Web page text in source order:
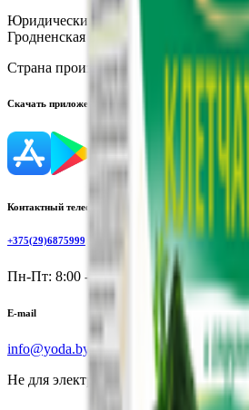
Юридический адрес:
231300,
Гродненская обл., г. Лида, ул. Тавлая,
Страна производства:
Республика
Скачать приложение
Контактный телефон
+375(29)6875999
Пн-Пт: 8:00 - 17:00
E-mail
info@yoda.by
Не для электронных обращений